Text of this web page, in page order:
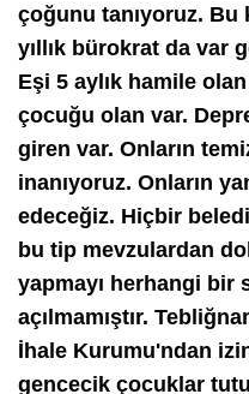
çoğunu tanıyoruz. Bu
yıllık bürokrat da var
Eşi 5 aylık hamile
çocuğu olan var.
giren var. Onların
inanıyoruz. Onların
edeceğiz. Hiçbir
bu tip mevzulardan
yapmayı herhangi bir
açılmamıştır.
İhale Kurumu'ndan
gencecik çocuklar